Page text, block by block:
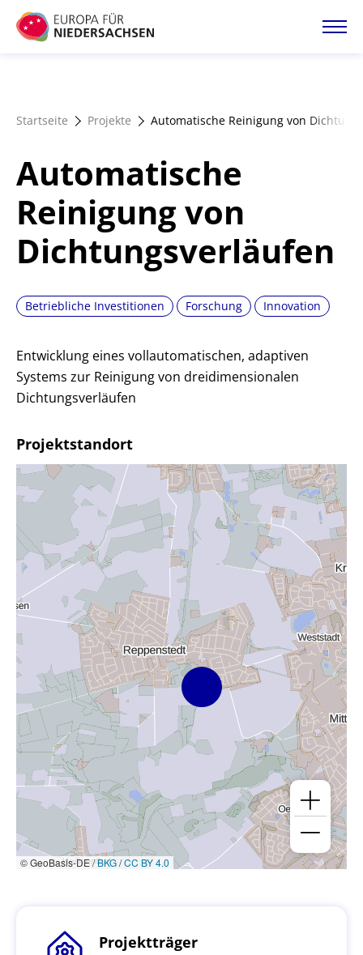
Direkt
zum
Förderangebote
Magazin
Startseite Projekte Automatische Reinigung von
Automatische
Reinigung von
Dichtungsverläufen
Betriebliche Investitionen Forschung Innovation
Entwicklung eines vollautomatischen, adaptiven
Systems zur Reinigung von dreidimensionalen
Dichtungsverläufen
Projektstandort
© GeoBasis-DE /BKG/CC BY 4.0
Projektträger